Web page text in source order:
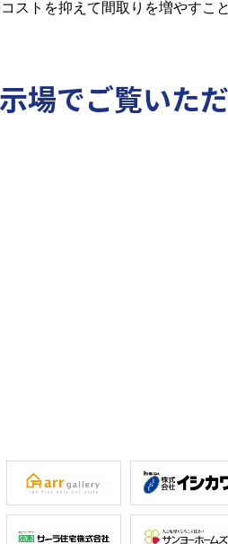
ストを抑えて間取りを増やすこ
場でご覧いただ